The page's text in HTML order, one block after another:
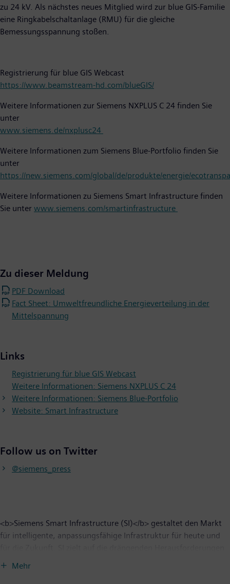
zu 24 kV. Als nächstes neues Mitglied wird zur blue GIS-Familie
eine Ringkabelschaltanlage (RMU) für die gleiche
Bemessungsspannung stoßen.
Registrierung für blue GIS Webcast
https://www.beamstream-hd.com/blueGIS/
Weitere Informationen zur Siemens NXPLUS C 24 finden Sie
unter
www.siemens.de/nxplusc24
Weitere Informationen zum Siemens Blue-Portfolio finden Sie
unter
https://new.siemens.com/global/de/produkte/energie/
Weitere Informationen zu Siemens Smart Infrastructure finden
Sie unter www.siemens.com/smartinfrastructure
Zu dieser Meldung
PDF Download
Fact Sheet: Umweltfreundliche Energieverteilung in der
Mittelspannung
Links
Registrierung für blue GIS Webcast
Weitere Informationen: Siemens NXPLUS C 24
Weitere Informationen: Siemens Blue-Portfolio
Website: Smart Infrastructure
Follow us on Twitter
@siemens_press
<b>Siemens Smart Infrastructure (SI)</b> gestaltet den Markt
für intelligente, anpassungsfähige Infrastruktur für heute und
der Urbanisierung und des Klimawandels durch die Verbindung
Mehr